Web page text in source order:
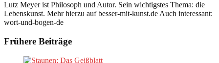
Lutz Meyer ist Philosoph und Autor. Sein wichtigstes Thema: die
Lebenskunst. Mehr hierzu auf besser-mit-kunst.de Auch interessant:
wort-und-bogen-de
Frühere Beiträge